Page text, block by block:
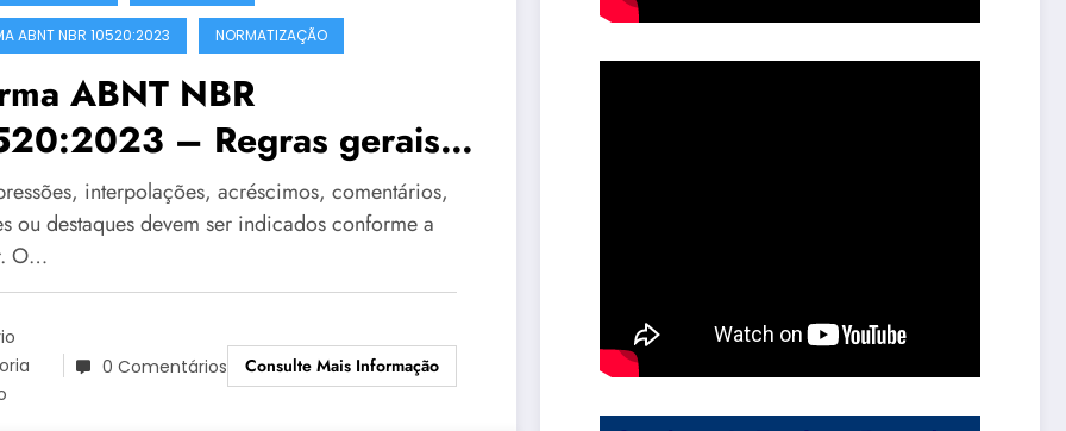
ABNT NBR 10520:2023 NORMATIZAÇÃO
ABNT NBR
– Regras gerais –
2
interpolações, acréscimos, comentários,
ou destaques devem ser indicados conforme a
O…
0 Comentários Consulte Mais Informação